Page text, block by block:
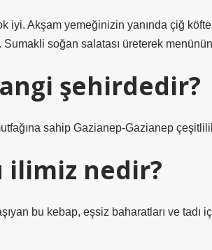
iyi. Akşam yemeğinizin yanında çiğ
soğan salatası üreterek
şehirdedir?
sahip Gazianep-Gazianep
ilimiz nedir?
bu kebap, eşsiz baharatları ve tadı